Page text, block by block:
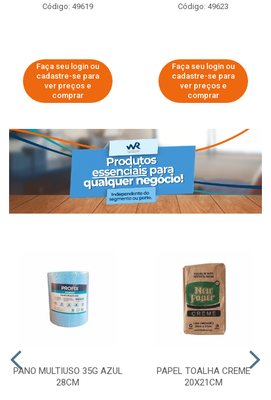
Código: 49619
Faça seu login ou
cadastre-se para
ver preços e
comprar
Código: 49623
Faça seu login ou
cadastre-se para
ver preços e
comprar
PANO MULTIUSO 35G AZUL
28CM
PAPEL TOALHA CREME
20X21CM